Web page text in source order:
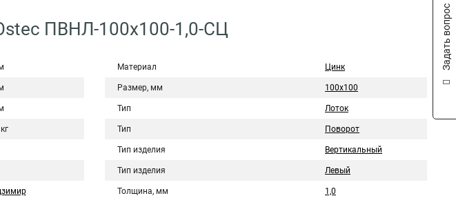
ПВНЛ-100х100-1,0-СЦ
Материал Цинк
Размер, мм 100х100
Тип Лоток
Тип Поворот
Тип изделия Вертикальный
Тип изделия Левый
Толщина, мм 1,0
Задать вопрос